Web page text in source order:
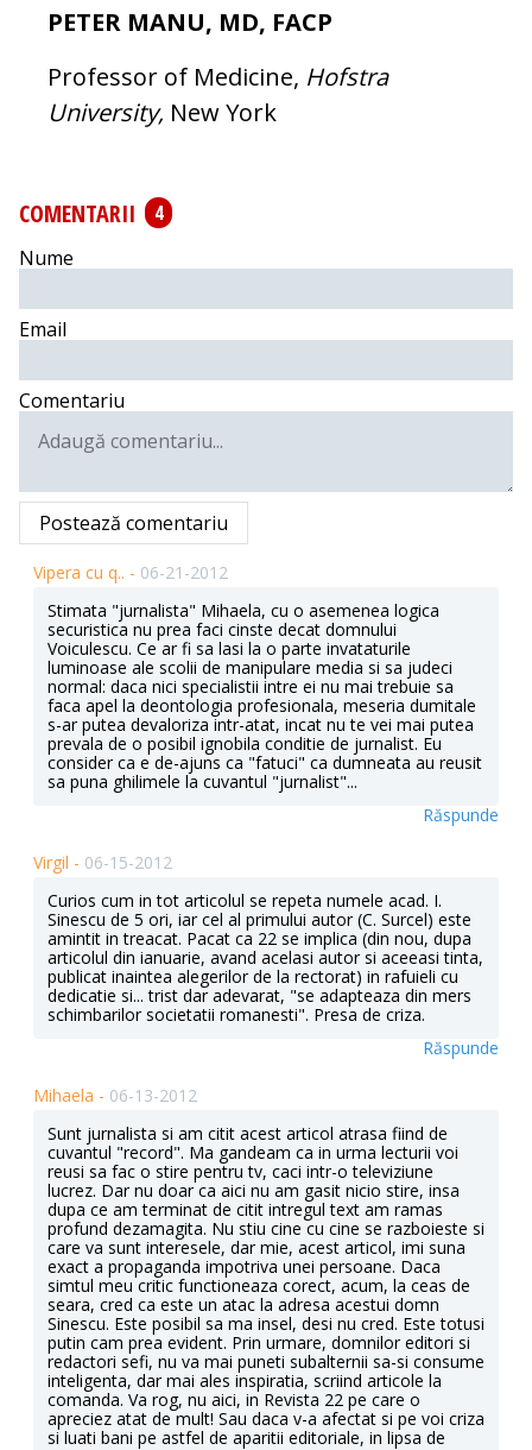
PETER MANU, MD, FACP
Professor of Medicine, Hofstra
University, New York
COMENTARII
4
Nume
Email
Comentariu
Postează comentariu
Vipera cu q.. - 06-21-2012
Stimata "jurnalista" Mihaela, cu o asemenea logica
securistica nu prea faci cinste decat domnului
Voiculescu. Ce ar fi sa lasi la o parte invataturile
luminoase ale scolii de manipulare media si sa judeci
normal: daca nici specialistii intre ei nu mai trebuie sa
faca apel la deontologia profesionala, meseria dumitale
s-ar putea devaloriza intr-atat, incat nu te vei mai putea
prevala de o posibil ignobila conditie de jurnalist. Eu
consider ca e de-ajuns ca "fatuci" ca dumneata au reusit
sa puna ghilimele la cuvantul "jurnalist"...
Răspunde
Virgil - 06-15-2012
Curios cum in tot articolul se repeta numele acad. I.
Sinescu de 5 ori, iar cel al primului autor (C. Surcel) este
amintit in treacat. Pacat ca 22 se implica (din nou, dupa
articolul din ianuarie, avand acelasi autor si aceeasi tinta,
publicat inaintea alegerilor de la rectorat) in rafuieli cu
dedicatie si... trist dar adevarat, "se adapteaza din mers
schimbarilor societatii romanesti". Presa de criza.
Răspunde
Mihaela - 06-13-2012
Sunt jurnalista si am citit acest articol atrasa fiind de
cuvantul "record". Ma gandeam ca in urma lecturii voi
reusi sa fac o stire pentru tv, caci intr-o televiziune
lucrez. Dar nu doar ca aici nu am gasit nicio stire, insa
dupa ce am terminat de citit intregul text am ramas
profund dezamagita. Nu stiu cine cu cine se razboieste si
care va sunt interesele, dar mie, acest articol, imi suna
exact a propaganda impotriva unei persoane. Daca
simtul meu critic functioneaza corect, acum, la ceas de
seara, cred ca este un atac la adresa acestui domn
Sinescu. Este posibil sa ma insel, desi nu cred. Este totusi
putin cam prea evident. Prin urmare, domnilor editori si
redactori sefi, nu va mai puneti subalternii sa-si consume
inteligenta, dar mai ales inspiratia, scriind articole la
comanda. Va rog, nu aici, in Revista 22 pe care o
apreciez atat de mult! Sau daca v-a afectat si pe voi criza
si luati bani pe astfel de aparitii editoriale, in lipsa de